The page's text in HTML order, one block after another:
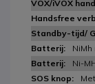
Ni-